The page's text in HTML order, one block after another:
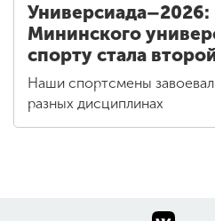
Мининского
спорту стала
Наши спортсмены
разных дисциплинах